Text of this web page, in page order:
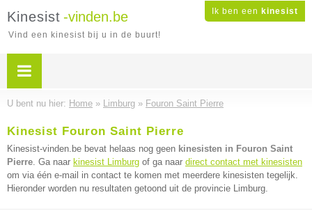
Ik ben een kinesist
Kinesist -vinden.be
Vind een kinesist bij u in de buurt!
U bent nu hier: Home » Limburg » Fouron Saint Pierre
Kinesist Fouron Saint Pierre
Kinesist-vinden.be bevat helaas nog geen kinesisten in Fouron Saint
Pierre. Ga naar kinesist Limburg of ga naar direct contact met kinesisten
om via één e-mail in contact te komen met meerdere kinesisten tegelijk.
Hieronder worden nu resultaten getoond uit de provincie Limburg.